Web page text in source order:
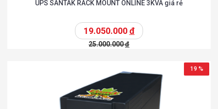
UPS SANTAK RACK MOUNT ONLINE 3KVA giá rẻ
19.050.000đ
25.000.000đ
19 %